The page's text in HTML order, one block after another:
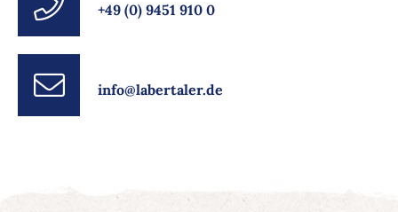
+49 (0) 9451 910 0
info@labertaler.de